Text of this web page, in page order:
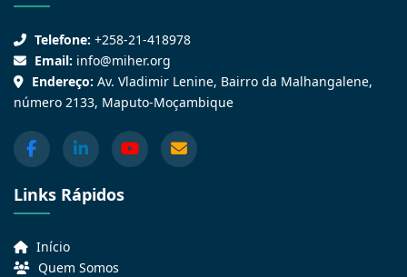
Telefone: +258-21-418978
Email: info@miher.org
Endereço: Av. Vladimir Lenine, Bairro da Malhangalene,
número 2133, Maputo-Moçambique
Links Rápidos
Início
Quem Somos